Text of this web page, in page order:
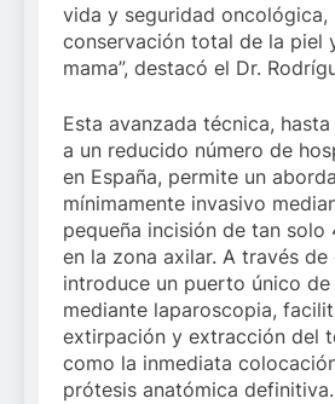
vida y seguridad oncológica,
conservación total de la piel
mama”, destacó el Dr.
Esta avanzada técnica,
a un reducido número de
en España, permite un
mínimamente invasivo
pequeña incisión de tan solo
en la zona axilar. A través
introduce un puerto único de
mediante laparoscopia,
extirpación y extracción del
como la inmediata
prótesis anatómica definitiva.